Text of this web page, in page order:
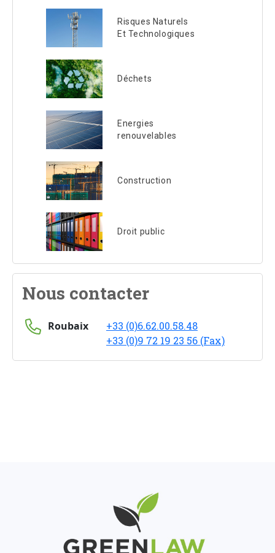
Risques Naturels
Et Technologiques
Déchets
Energies
renouvelables
Construction
Droit public
Nous contacter
Roubaix
+33 (0)6.62.00.58.48
+33 (0)9 72 19 23 56 (Fax)